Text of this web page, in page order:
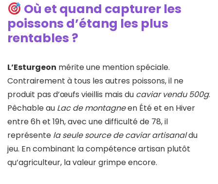
Où et quand capturer les
poissons d’étang les plus
rentables ?
L’Esturgeon mérite une mention spéciale.
Contrairement à tous les autres poissons, il ne
produit pas d’œufs vieillis mais du caviar vendu 500g.
Pêchable au Lac de montagneen Été et en Hiver
entre 6h et 19h, avec une difficulté de 78, il
représente la seule source de caviar artisanaldu
jeu. En combinant la compétence artisan plutôt
qu’agriculteur, la valeur grimpe encore.